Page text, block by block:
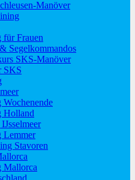
Manöver
für Frauen
Segelkommandos
SKS-Manöver
SKS
Holland
Lemmer
Stavoren
Mallorca